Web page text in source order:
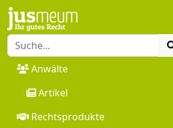
Anwälte
Artikel
Rechtsprodukte